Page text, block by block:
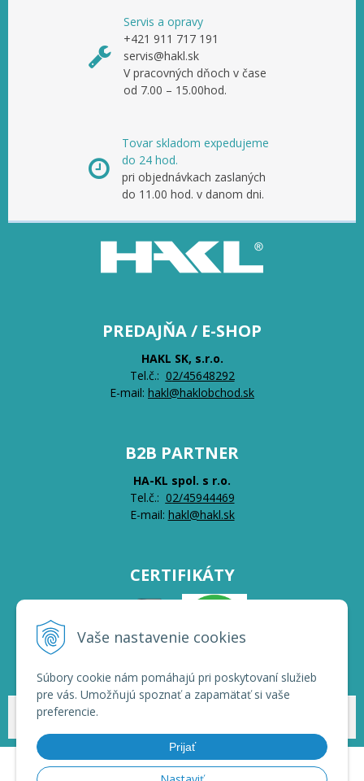
Vaše nastavenie cookies
Súbory cookie nám pomáhajú pri poskytovaní služieb
pre vás. Umožňujú spoznať a zapamätať si vaše
preferencie.
Prijať
Servis a opravy
+421 911 717 191
servis@hakl.sk
V pracovných dňoch v čase
od 7.00 – 15.00hod.
Tovar skladom expedujeme
do 24 hod.
pri objednávkach zaslaných
do 11.00 hod. v danom dni.
PREDAJŇA / E-SHOP
HAKL SK, s.r.o.
Tel.č.: 02/45648292
E-mail: hakl@haklobchod.sk
B2B PARTNER
HA-KL spol. s r.o.
Tel.č.: 02/45944469
E-mail: hakl@hakl.sk
CERTIFIKÁTY
© 2026 HAKL | Veľkoobchod •